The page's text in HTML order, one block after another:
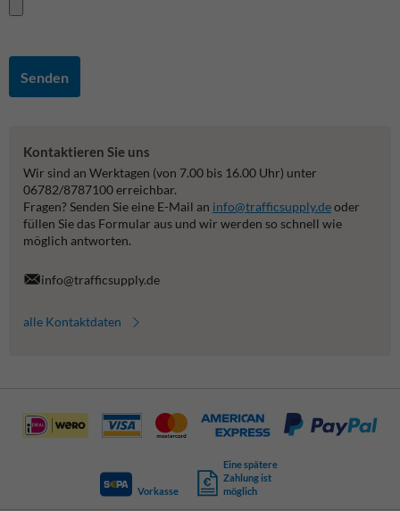
Senden
Kontaktieren Sie uns
Wir sind an Werktagen (von 7.00 bis 16.00 Uhr) unter
06782/8787100 erreichbar.
Fragen? Senden Sie eine E-Mail an info@trafficsupply.deoder
füllen Sie das Formular aus und wir werden so schnell wie
möglich antworten.
info@trafficsupply.de
alle Kontaktdaten
Vorkasse
Eine spätere
Zahlung ist
möglich